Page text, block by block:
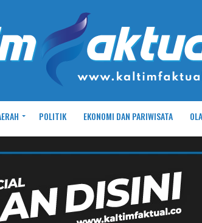
POLITIK EKONOMI DAN PARIWISATA